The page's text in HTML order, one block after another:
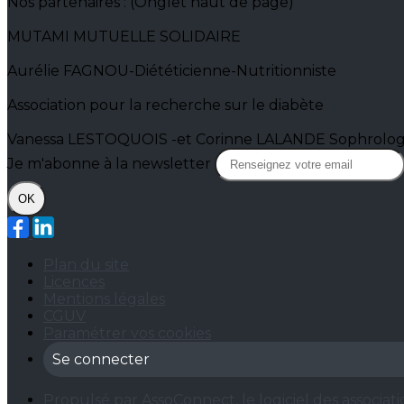
MUTAMI MUTUELLE SOLIDAIRE
Aurélie FAGNOU-Diététicienne-Nutritionniste
Association pour la recherche sur le diabète
Vanessa LESTOQUOIS -et Corinne LALANDE
Je m'abonne à la newsletter
OK
Se connecter